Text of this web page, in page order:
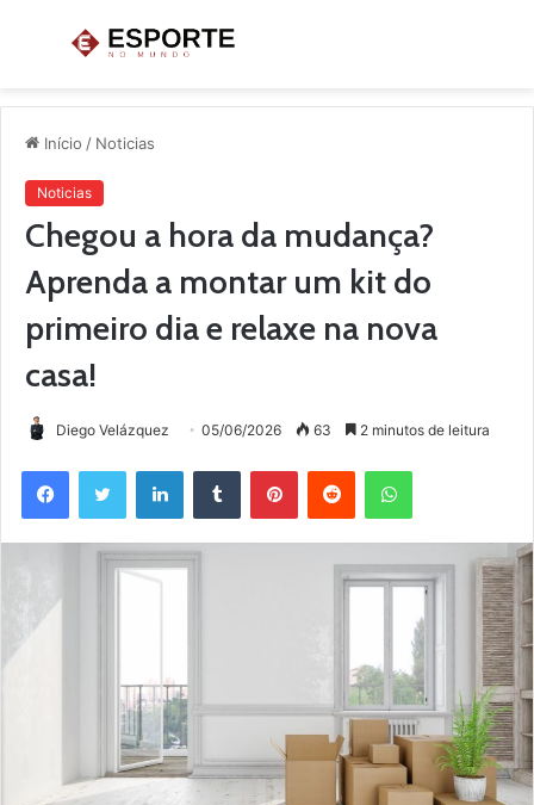
Menu
Início / Noticias
Noticias
Chegou a hora da mudança?
Aprenda a montar um kit do
primeiro dia e relaxe na nova
casa!
Diego Velázquez 05/06/2026 63 2 minutos de leitura
FacebookTwitter LinkedinTumblr PinterestReddit WhatsApp